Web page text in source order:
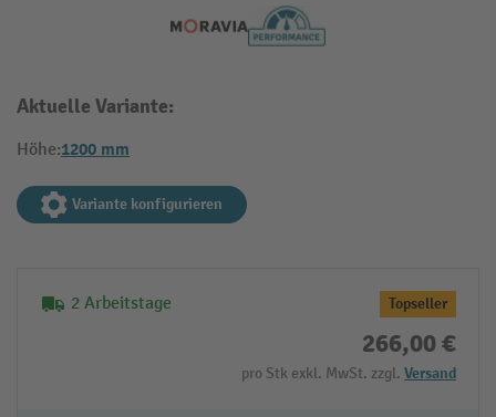
Aktuelle Variante:
Höhe:1200 mm
Variante konfigurieren
2 Arbeitstage Topseller
266,00 €
pro Stk exkl. MwSt. zzgl. Versand